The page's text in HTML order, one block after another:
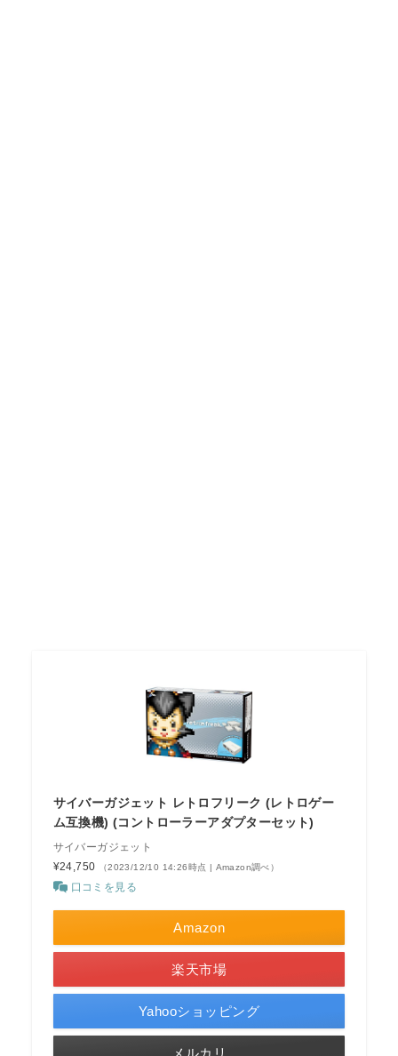
サイバーガジェット レトロフリーク (レトロゲー
ム互換機) (コントローラーアダプターセット)
サイバーガジェット
¥24,750
（2023/12/10 14:26時点 | Amazon調べ）
口コミを見る
Amazon
楽天市場
Yahooショッピング
メルカリ